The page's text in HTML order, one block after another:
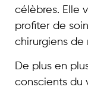
célèbres. Elle
profiter de
chirurgiens de
De plus en
conscients du